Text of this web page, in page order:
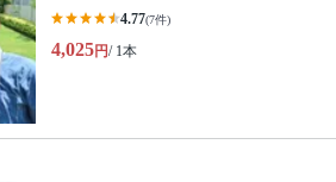
4.77(7件)
4,025円/ 1本